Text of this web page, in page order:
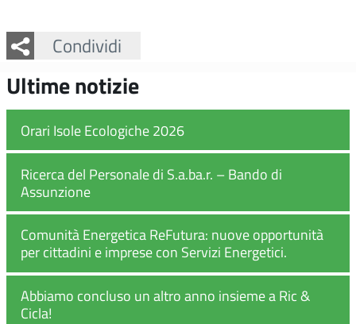
Condividi
Facebook
Twitter
Whatsapp
Ultime notizie
Orari Isole Ecologiche 2026
Ricerca del Personale di S.a.ba.r. – Bando di
Assunzione
Comunità Energetica ReFutura: nuove opportunità
per cittadini e imprese con Servizi Energetici.
Abbiamo concluso un altro anno insieme a Ric &
Cicla!